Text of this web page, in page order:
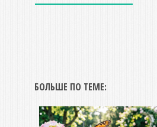
БОЛЬШЕ ПО ТЕМЕ: